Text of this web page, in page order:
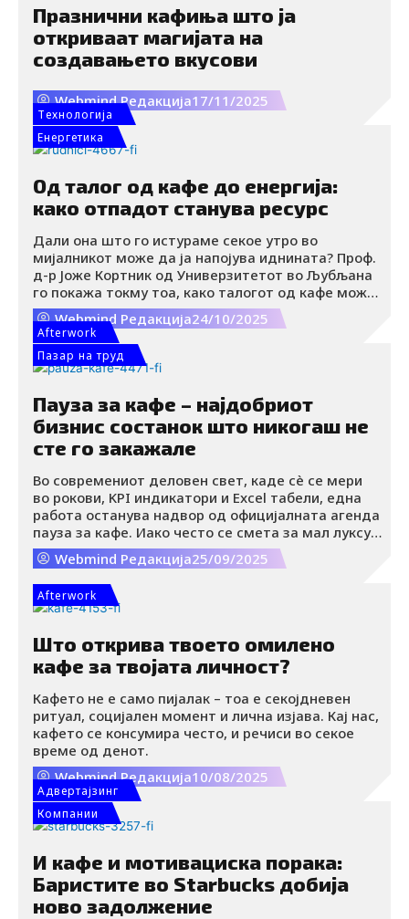
Празнични кафиња што ја
откриваат магијата на
создавањето вкусови
Webmind Редакција17/11/2025
Tехнологија
Енергетика
Од талог од кафе до енергија:
како отпадот станува ресурс
Дали она што го истураме секое утро во
мијалникот може да ја напојува иднината? Проф.
д-р Јоже Кортник од Универзитетот во Љубљана
го покажа токму тоа, како талогот од кафе може
да стане вреден енергетски ресурс.
Webmind Редакција24/10/2025
Afterwork
Пазар на труд
Пауза за кафе – најдобриот
бизнис состанок што никогаш не
сте го закажале
Во современиот деловен свет, каде сè се мери
во рокови, KPI индикатори и Excel табели, една
работа останува надвор од официјалната агенда
пауза за кафе. Иако често се смета за мал луксуз
или „трошење време“, истражувањата и
искуството покажуваат дека токму тие десетина
минути поминати во кујната на канцеларијата
или во блиското кафуле имаат поголемо влијание
врз тимската продуктивност отколку најдетално
испланираните состаноци.
Webmind Редакција25/09/2025
Afterwork
Што открива твоето омилено
кафе за твојата личност?
Кафето не е само пијалак – тоа е секојдневен
ритуал, социјален момент и лична изјава. Кај нас,
кафето се консумира често, и речиси во секое
време од денот.
Webmind Редакција10/08/2025
Адвертајзинг
Компании
И кафе и мотивациска порака:
Баристите во Starbucks добија
ново задолжение